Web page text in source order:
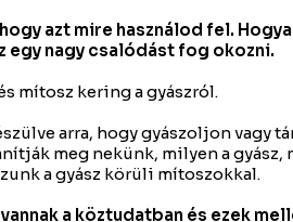
azt mire használod fel.
egy nagy csalódást fog okozni.
mítosz kering a gyászról.
arra, hogy gyászoljon vagy
meg nekünk, milyen a
a gyász körüli mítoszokkal.
a köztudatban és ezek